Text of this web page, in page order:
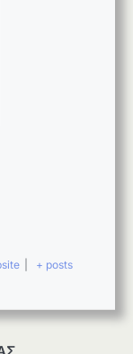
+ posts